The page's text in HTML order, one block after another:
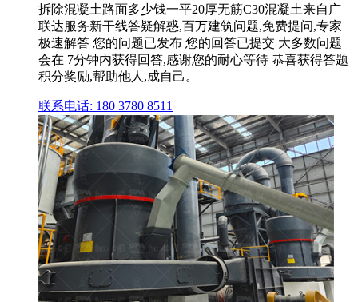
拆除混凝土路面多少钱一平20厚无筋C30混凝土来自广
联达服务新干线答疑解惑,百万建筑问题,免费提问,专家
极速解答 您的问题已发布 您的回答已提交 大多数问题
会在 7分钟内获得回答,感谢您的耐心等待 恭喜获得答题
积分奖励,帮助他人,成自己。
联系电话: 180 3780 8511